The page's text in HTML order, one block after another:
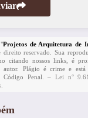
Projetos de Arquitetura de
reservado. Sua
citando nossos links, é
autor. Plágio é crime e está
Código Penal. –Lei n°
.